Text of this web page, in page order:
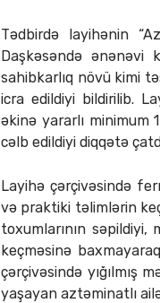
Tədbirdə layihənin
Daşkəsəndə ənənəvi
sahibkarlıq növü kimi
icra edildiyi bildirilib.
əkinə yararlı
cəlb edildiyi diqqətə
Layihə çərçivəsində
və praktiki təlimlərin
toxumlarının
keçməsinə
çərçivəsində yığılmış
yaşayan aztəminatlı